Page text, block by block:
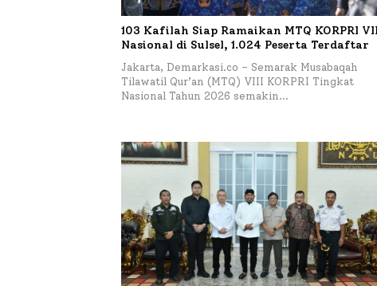
103 Kafilah Siap Ramaikan MTQ KORPRI
Nasional di Sulsel, 1.024 Peserta Terdaftar
Jakarta, Demarkasi.co – Semarak Musabaqah
Tilawatil Qur’an (MTQ) VIII KORPRI Tingkat
Nasional Tahun 2026 semakin…